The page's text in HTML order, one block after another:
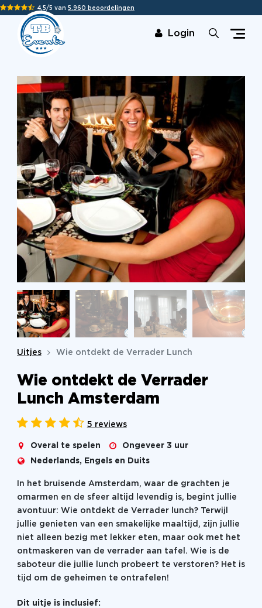
4,5/5 van 5.960 beoordelingen
Login
Uitjes Wie ontdekt de Verrader Lunch
Wie ontdekt de Verrader
Lunch Amsterdam
5 reviews
Overal te spelen Ongeveer 3 uur
Nederlands, Engels en Duits
In het bruisende Amsterdam, waar de grachten je
omarmen en de sfeer altijd levendig is, begint jullie
avontuur: Wie ontdekt de Verrader lunch? Terwijl
jullie genieten van een smakelijke maaltijd, zijn jullie
niet alleen bezig met lekker eten, maar ook met het
ontmaskeren van de verrader aan tafel. Wie is de
saboteur die jullie lunch probeert te verstoren? Het is
tijd om de geheimen te ontrafelen!
Dit uitje is inclusief: